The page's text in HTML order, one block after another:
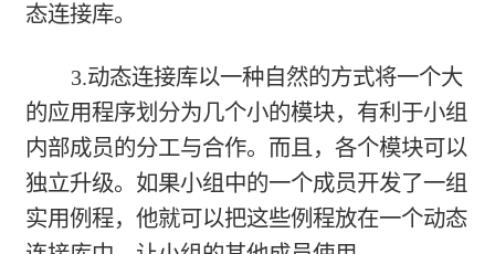
态连接库。
3.动态连接库以一种自然的方式将一个大
的应用程序划分为几个小的模块，有利于小组
内部成员的分工与合作。而且，各个模块可以
独立升级。如果小组中的一个成员开发了一组
实用例程，他就可以把这些例程放在一个动态